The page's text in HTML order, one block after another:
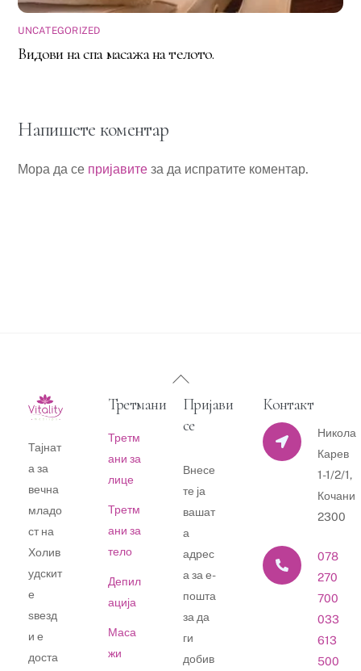
UNCATEGORIZED
Видови на спа масажа на телото.
Напишете коментар
Мора да се пријавите за да испратите коментар.
Back
To
Top
Тајнат
а за
вечна
младо
ст на
Холив
удскит
е
ѕвезд
и е
доста
Третмани
Третм
ани за
лице
Третм
ани за
тело
Депил
ација
Маса
жи
Пријави
се
Внесе
те ја
вашат
а
адрес
а за е-
пошта
за да
ги
добив
Контакт
Никола
Карев
1-1/2/1,
Кочани
2300
078
270
700
033
613
500